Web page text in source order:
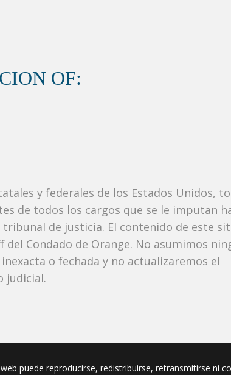
OF:
y federales de los Estados Unidos,
de todos los cargos que se le imputan
de justicia. El contenido de este
Condado de Orange. No asumimos
o fechada y no actualizaremos el
judicial.
puede reproducirse, redistribuirse, retransmitirse ni